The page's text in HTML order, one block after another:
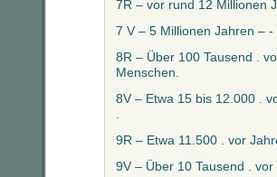
7R – vor rund 12 Millionen
7 V – 5 Millionen Jahren –
8R – Über 100 Tausend .
Menschen.
8V – Etwa 15 bis 12.000 .
9R – Etwa 11.500 . vor
9V – Über 10 Tausend .